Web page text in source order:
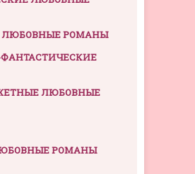
ЛЮБОВНЫЕ РОМАНЫ
ЛЮБОВНЫЕ
РОМАНЫ